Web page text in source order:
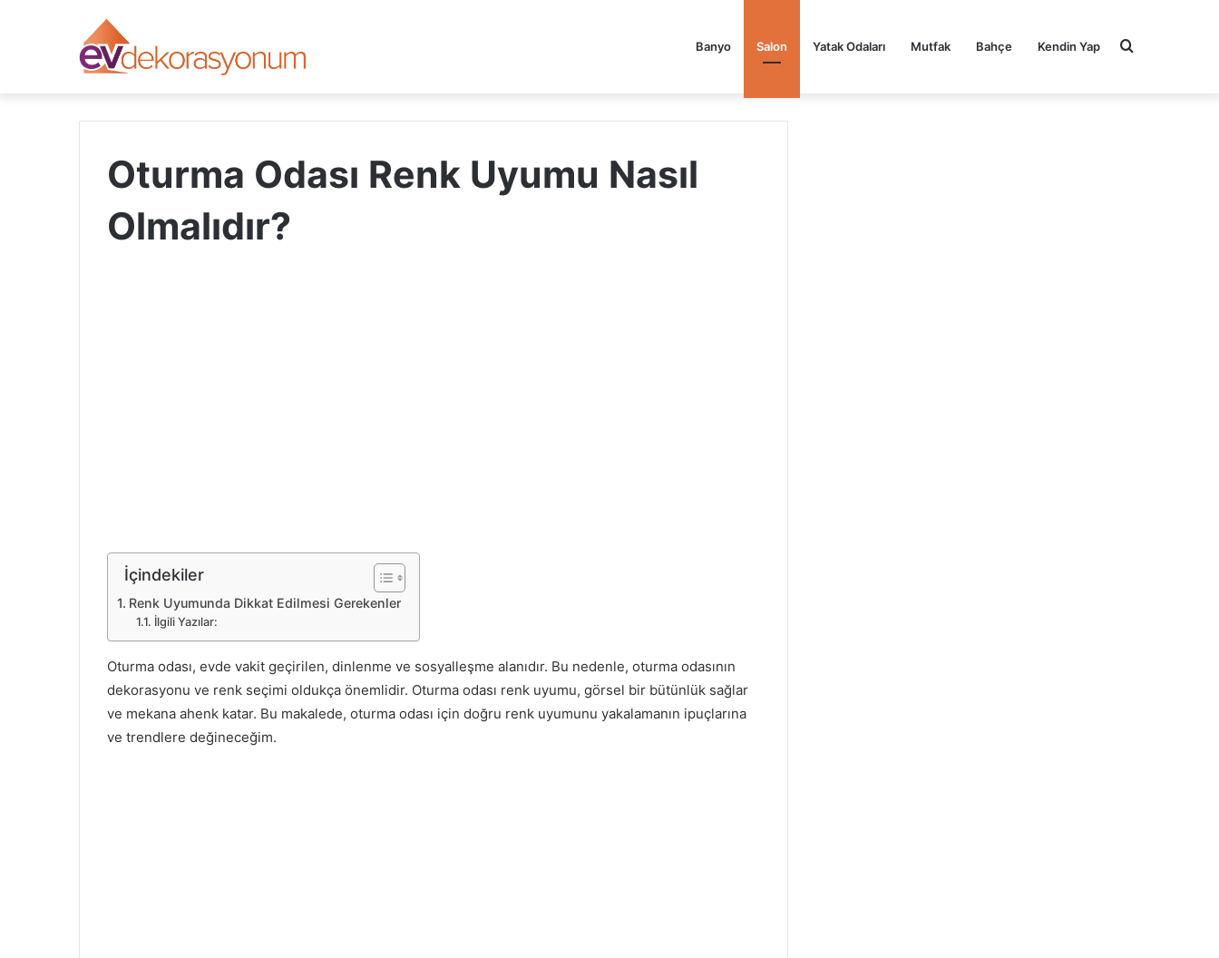
Banyo Salon Yatak Odaları Mutfak Bahçe Kendin Yap Arama
Oturma Odası Renk Uyumu Nasıl
Olmalıdır?
İçindekiler
Renk Uyumunda Dikkat Edilmesi Gerekenler
İlgili Yazılar:
Oturma odası, evde vakit geçirilen, dinlenme ve sosyalleşme alanıdır. Bu nedenle, oturma odasının
dekorasyonu ve renk seçimi oldukça önemlidir. Oturma odası renk uyumu, görsel bir bütünlük sağlar
ve mekana ahenk katar. Bu makalede, oturma odası için doğru renk uyumunu yakalamanın ipuçlarına
ve trendlere değineceğim.